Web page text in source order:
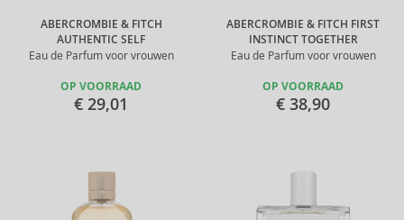
ABERCROMBIE & FITCH
AUTHENTIC SELF
Eau de Parfum voor vrouwen
OP VOORRAAD
€ 29,01
ABERCROMBIE & FITCH FIRST
INSTINCT TOGETHER
Eau de Parfum voor vrouwen
OP VOORRAAD
€ 38,90